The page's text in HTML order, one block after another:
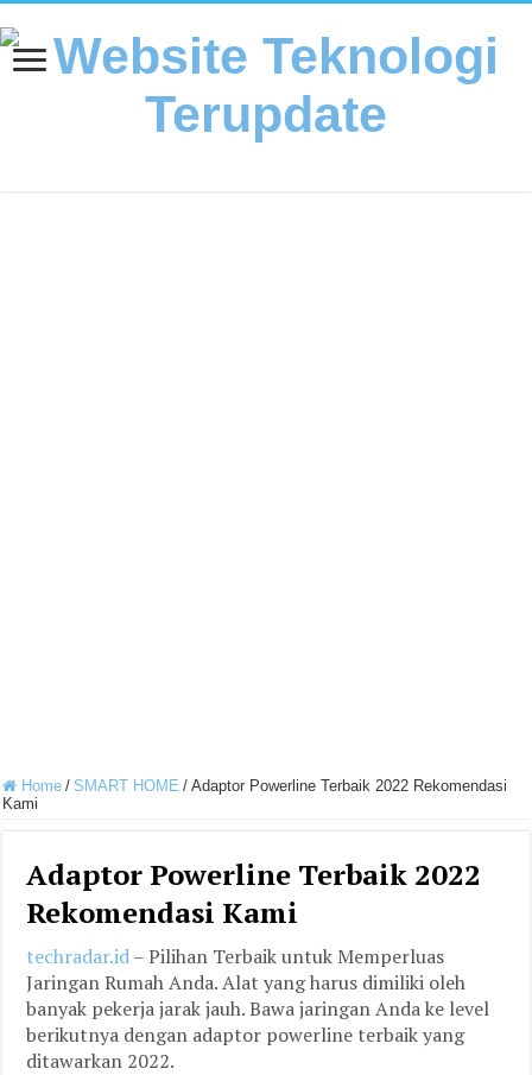
Home / SMART HOME / Adaptor Powerline Terbaik 2022 Rekomendasi
Kami
Adaptor Powerline Terbaik 2022
Rekomendasi Kami
techradar.id– Pilihan Terbaik untuk Memperluas
Jaringan Rumah Anda. Alat yang harus dimiliki oleh
banyak pekerja jarak jauh. Bawa jaringan Anda ke level
berikutnya dengan adaptor powerline terbaik yang
ditawarkan 2022.